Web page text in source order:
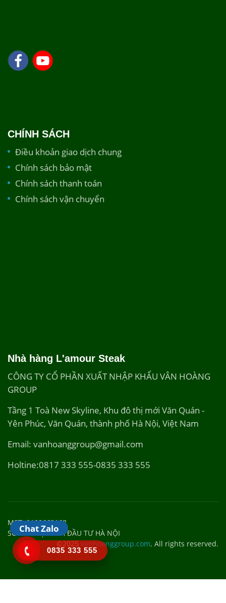
CHÍNH SÁCH
Điều khoản giao dịch chung
Chính sách bảo mật
Chính sách thanh toán
Chính sách vận chuyển
Nhà hàng L'amour Steak
CÔNG TY CỔ PHẦN XUẤT NHẬP KHẨU VÂN HOÀNG
GROUP
Tầng 1 Toà New Skyline, Khu đô thị mới Văn Quán -
Yên Phúc, Văn Quán, thành phố Hà Nội, Việt Nam
Email: vanhoanggroup@gmail.com
Holtine:0817 333 555-0835 333 555
MST: 0108662168
SỞ KẾ HOẠCH VÀ ĐẦU TƯ HÀ NỘI
©2025vanhoanggroup.com. All rights reserved.
Chat Zalo
0835 333 555